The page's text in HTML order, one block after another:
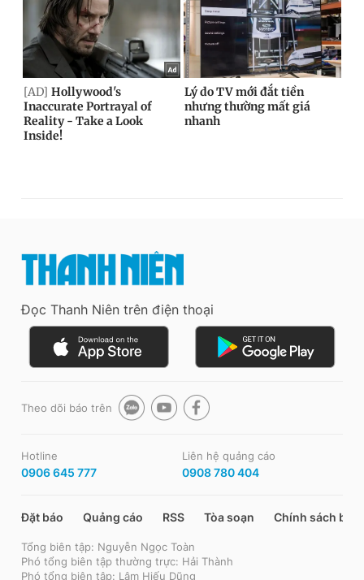
Đọc Thanh Niên trên điện thoại
Theo dõi báo trên
Hotline
0906 645 777
Liên hệ quảng cáo
0908 780 404
Đặt báo Quảng cáo RSS Tòa soạn Chính sách bảo
Tổng biên tập: Nguyễn Ngọc Toàn
Phó tổng biên tập thường trực: Hải Thành
Phó tổng biên tập: Lâm Hiếu Dũng